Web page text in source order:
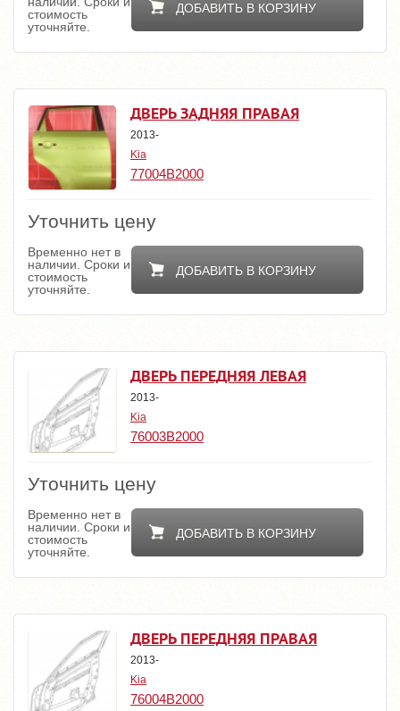
ДОБАВИТЬ В КОРЗИНУ
стоимость
уточняйте.
ДВЕРЬ ЗАДНЯЯ ПРАВАЯ
2013-
Kia
77004B2000
Уточнить цену
ДОБАВИТЬ В КОРЗИНУ
Временно нет в
наличии. Сроки и
стоимость
уточняйте.
ДВЕРЬ ПЕРЕДНЯЯ ЛЕВАЯ
2013-
Kia
76003B2000
Уточнить цену
ДОБАВИТЬ В КОРЗИНУ
Временно нет в
наличии. Сроки и
стоимость
уточняйте.
ДВЕРЬ ПЕРЕДНЯЯ ПРАВАЯ
2013-
Kia
76004B2000